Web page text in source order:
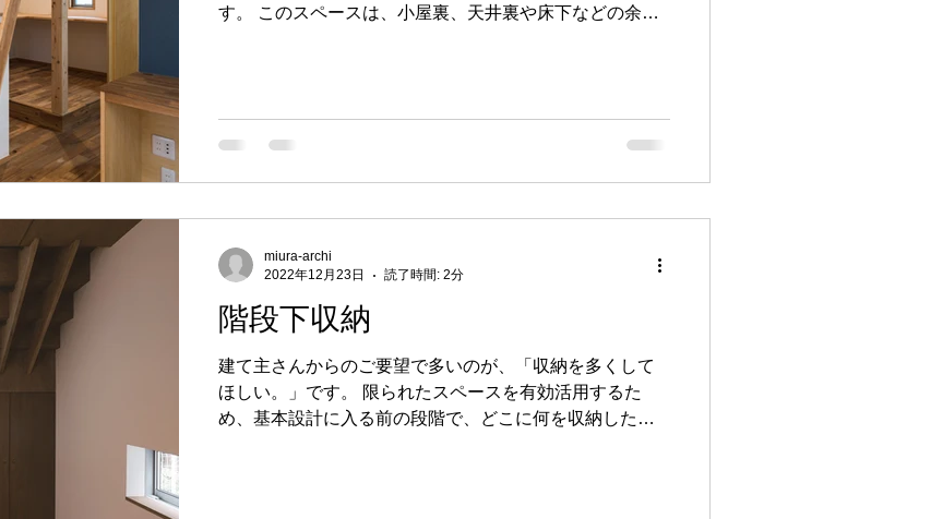
来るようにあらかじめスペースを確保しておくことも必
す。 このスペースは、小屋裏、天井裏や床下などの余剰
階段下収納
建て主さんからのご要望で多いのが、「収納を多くして
ほしい。」です。 限られたスペースを有効活用するた
め、基本設計に入る前の段階で、どこに何を収納したい
miura-archi
2022年12月23日
読了時間: 2分